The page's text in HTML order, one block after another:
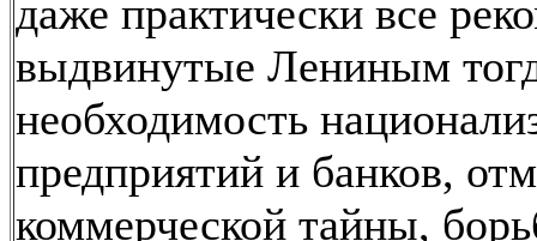
даже практически все
выдвинутые Лениным
необходимость
предприятий и банков,
коммерческой тайны,